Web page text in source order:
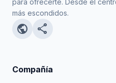
para ofrecerte. Desde el
más escondidos.
public share
Compañía